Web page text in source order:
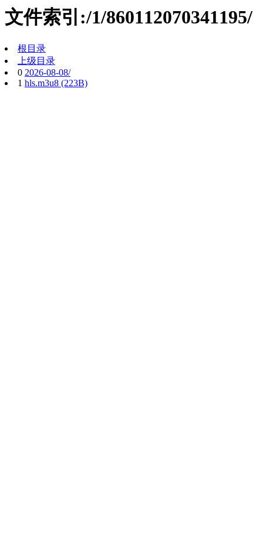
文件索引:/1/860112070341195/
根目录
上级目录
0 2026-08-08/
1 hls.m3u8 (223B)